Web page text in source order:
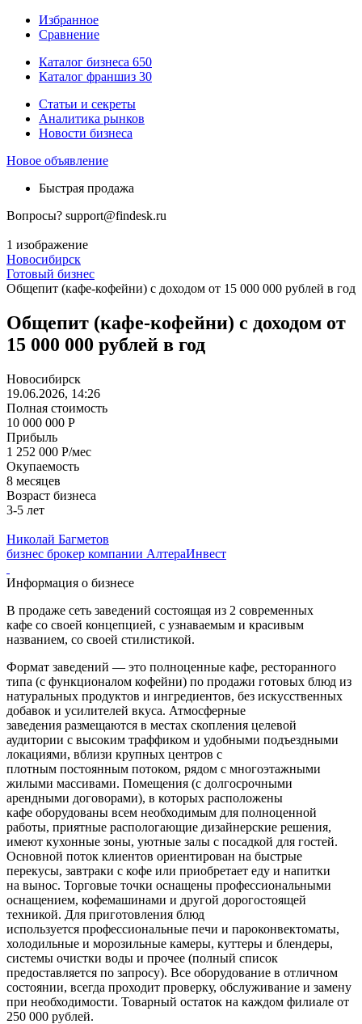
Избранное
Сравнение
Каталог бизнеса 650
Каталог франшиз 30
Статьи и секреты
Аналитика рынков
Новости бизнеса
Новое объявление
Быстрая продажа
Вопросы? support@findesk.ru
1 изображение
Новосибирск
Готовый бизнес
Общепит (кафе-кофейни) с доходом от 15 000 000 рублей в год
Общепит (кафе-кофейни) с доходом от
15 000 000 рублей в год
Новосибирск
19.06.2026, 14:26
Полная стоимость
10 000 000 Р
Прибыль
1 252 000 Р/мес
Окупаемость
8 месяцев
Возраст бизнеса
3-5 лет
Николай Багметов
бизнес брокер компании АлтераИнвест
Информация о бизнесе
В продаже сеть заведений состоящая из 2 современных
кафе со своей концепцией, с узнаваемым и красивым
названием, со своей стилистикой.
Формат заведений — это полноценные кафе, ресторанного
типа (с функционалом кофейни) по продажи готовых блюд из
натуральных продуктов и ингредиентов, без искусственных
добавок и усилителей вкуса. Атмосферные
заведения размещаются в местах скопления целевой
аудитории с высоким траффиком и удобными подъездными
локациями, вблизи крупных центров с
плотным постоянным потоком, рядом с многоэтажными
жилыми массивами. Помещения (с долгосрочными
арендными договорами), в которых расположены
кафе оборудованы всем необходимым для полноценной
работы, приятные распологающие дизайнерские решения,
имеют кухонные зоны, уютные залы с посадкой для гостей.
Основной поток клиентов ориентирован на быстрые
перекусы, завтраки с кофе или приобретает еду и напитки
на вынос. Торговые точки оснащены профессиональными
оснащением, кофемашинами и другой дорогостоящей
техникой. Для приготовления блюд
используется профессиональные печи и пароконвектоматы,
холодильные и морозильные камеры, куттеры и блендеры,
системы очистки воды и прочее (полный список
предоставляется по запросу). Все оборудование в отличном
состоянии, всегда проходит проверку, обслуживание и замену
при необходимости. Товарный остаток на каждом филиале от
250 000 рублей.